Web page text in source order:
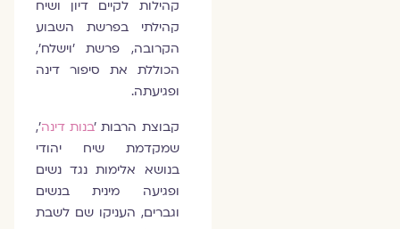
קהילות לקיים דיון ושיח
קהילתי בפרשת השבוע
הקרובה, פרשת 'וישלח',
הכוללת את סיפור דינה
ופגיעתה.
קבוצת הרבות 'בנות דינה',
שמקדמת שיח יהודי
בנושא אלימות נגד נשים
ופגיעה מינית בנשים
וגברים, העניקו שם לשבת